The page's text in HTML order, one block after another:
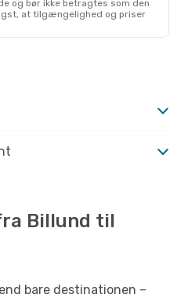
og bør ikke betragtes som den
at tilgængelighed og priser
Billund til
bare destinationen –